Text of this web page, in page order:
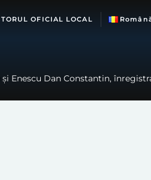
OFICIAL LOCAL
Enescu Dan Constantin,